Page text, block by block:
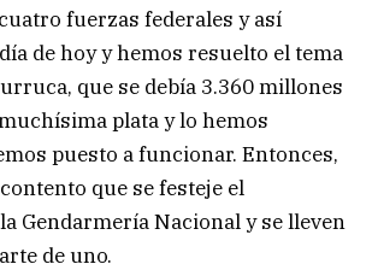
fuerzas federales y así
de hoy y hemos resuelto el tema
que se debía 3.360 millones
plata y lo hemos
puesto a funcionar. Entonces,
que se festeje el
Gendarmería Nacional y se lleven
de uno.